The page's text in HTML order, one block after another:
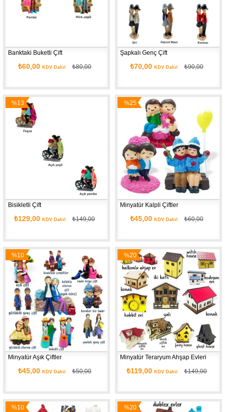
Banktaki Buketli Çift
₺60,00 KDV Dahil ₺80,00
Şapkalı Genç Çift
₺70,00 KDV Dahil ₺90,00
Bisikletli Çift
₺129,00KDV Dahil ₺149,00
%13
İndirim
Minyatür Kalpli Çiftler
₺45,00 KDV Dahil ₺60,00
%25
Minyatür Aşık Çiftler
₺45,00 KDV Dahil ₺50,00
%10
İndirim
Minyatür Teraryum Ahşap Evleri
₺119,00 KDV Dahil ₺149,00
%20
İndirim
%10
%20